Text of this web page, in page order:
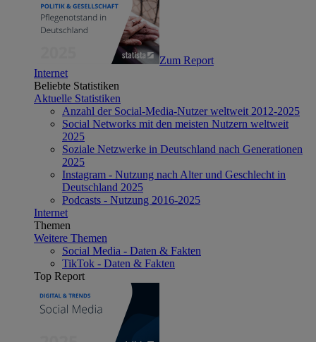
Zum Report
Internet
Beliebte Statistiken
Aktuelle Statistiken
Anzahl der Social-Media-Nutzer weltweit 2012-2025
Social Networks mit den meisten Nutzern weltweit
2025
Soziale Netzwerke in Deutschland nach Generationen
2025
Instagram - Nutzung nach Alter und Geschlecht in
Deutschland 2025
Podcasts - Nutzung 2016-2025
Internet
Themen
Weitere Themen
Social Media - Daten & Fakten
TikTok - Daten & Fakten
Top Report